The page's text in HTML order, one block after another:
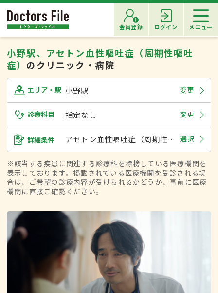
会員登録 ログイン メニュー
小野駅、アセトン血性嘔吐症（周期性嘔吐
症） のクリニック・病院
エリア・駅 小野駅 変更
診療科目 指定なし 変更
詳細条件 アセトン血性嘔吐症（周期性嘔吐症） 選択
※該当する疾患に関連する診療科を標榜している医療機関を
表示しております。掲載されている医療機関を受診される場
合は、ご希望の診療内容が受けられるかどうか、事前に医療
機関に直接ご確認ください。